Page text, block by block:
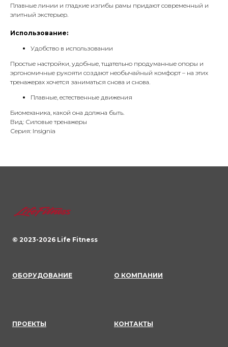
Плавные линии и гладкие изгибы рамы придают современный и
элитный экстерьер.
Использование:
Удобство в использовании
Простые настройки, удобные, тщательно продуманные опоры и
эргономичные рукояти создают необычайный комфорт – на этих
тренажерах хочется заниматься снова и снова.
Плавные, естественные движения
Биомеханика, какой она должна быть.
Вид: Силовые тренажеры
Серия: Insignia
© 2023-2026 Life Fitness
ОБОРУДОВАНИЕ О КОМПАНИИ
ПРОЕКТЫ КОНТАКТЫ